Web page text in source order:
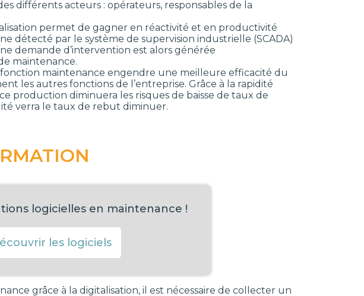
différents acteurs : opérateurs, responsables de la
permet de gagner en réactivité et en productivité
détecté par le système de supervision industrielle (SCADA)
demande d’intervention est alors générée
maintenance.
maintenance engendre une meilleure efficacité du
les autres fonctions de l’entreprise. Grâce à la rapidité
production diminuera les risques de baisse de taux de
verra le taux de rebut diminuer.
logicielles en maintenance !
les logiciels
grâce à la digitalisation, il est nécessaire de collecter un